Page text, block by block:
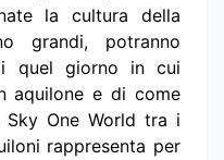
la cultura della
grandi, potranno
quel giorno in cui
aquilone e di come
One World tra i
rappresenta per